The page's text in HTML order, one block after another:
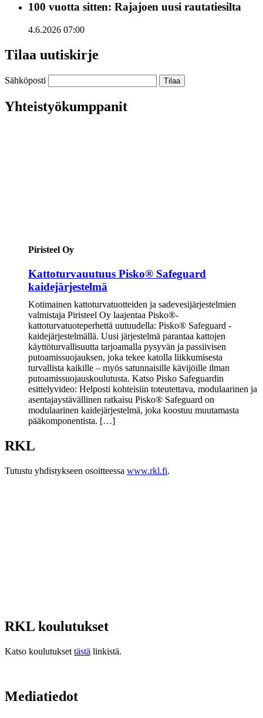
100 vuotta sitten: Rajajoen uusi rautatiesilta
4.6.2026 07:00
Tilaa uutiskirje
Sähköposti
Yhteistyökumppanit
Piristeel Oy
Kattoturvauutuus Pisko® Safeguard
kaidejärjestelmä
Kotimainen kattoturvatuotteiden ja sadevesijärjestelmien
valmistaja Piristeel Oy laajentaa Pisko®-
kattoturvatuoteperhettä uutuudella: Pisko® Safeguard -
kaidejärjestelmällä. Uusi järjestelmä parantaa kattojen
käyttöturvallisuutta tarjoamalla pysyvän ja passiivisen
putoamissuojauksen, joka tekee katolla liikkumisesta
turvallista kaikille – myös satunnaisille kävijöille ilman
putoamissuojauskoulutusta. Katso Pisko Safeguardin
esittelyvideo: Helposti kohteisiin toteutettava, modulaarinen ja
asentajaystävällinen ratkaisu Pisko® Safeguard on
modulaarinen kaidejärjestelmä, joka koostuu muutamasta
pääkomponentista. […]
RKL
Tutustu yhdistykseen osoitteessa www.rkl.fi.
RKL koulutukset
Katso koulutukset tästä linkistä.
Mediatiedot